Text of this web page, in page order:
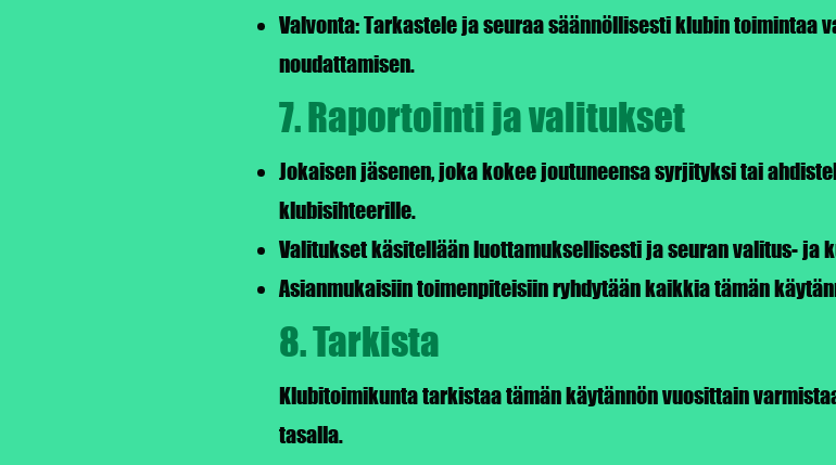
Valvonta: Tarkastele ja seuraa säännöllisesti klubin toimintaa
noudattamisen.
7. Raportointi ja valitukset
Jokaisen jäsenen, joka kokee joutuneensa syrjityksi tai
klubisihteerille.
Valitukset käsitellään luottamuksellisesti ja seuran valitus- ja
Asianmukaisiin toimenpiteisiin ryhdytään kaikkia tämän
8. Tarkista
Klubitoimikunta tarkistaa tämän käytännön vuosittain
tasalla.